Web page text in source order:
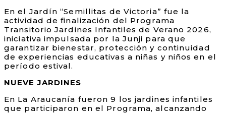
En el Jardín “Semillitas de Victoria” fue la
actividad de finalización del Programa
Transitorio Jardines Infantiles de Verano 2026,
iniciativa impulsada por la Junji para que
garantizar bienestar, protección y continuidad
de experiencias educativas a niñas y niños en el
período estival.
NUEVE JARDINES
En La Araucanía fueron 9 los jardines infantiles
que participaron en el Programa, alcanzando